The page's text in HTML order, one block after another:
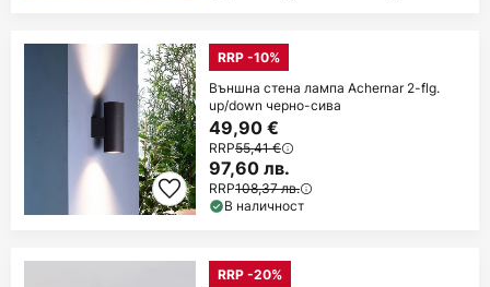
RRP -10%
Външна стена лампа Achernar 2-flg.
up/down черно-сива
49,90 €
RRP55,41 €
97,60 лв.
RRP108,37 лв.
В наличност
RRP -20%